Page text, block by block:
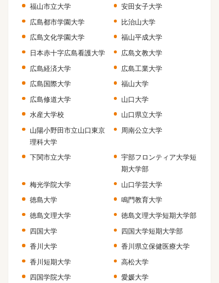
福山市立大学
安田女子大学
広島都市学園大学
比治山大学
広島文化学園大学
福山平成大学
日本赤十字広島看護大学
広島文教大学
広島経済大学
広島工業大学
広島国際大学
福山大学
広島修道大学
山口大学
水産大学校
山口県立大学
山陽小野田市立山口東京
理科大学
周南公立大学
下関市立大学
宇部フロンティア大学短
期大学部
梅光学院大学
山口学芸大学
徳島大学
鳴門教育大学
徳島文理大学
徳島文理大学短期大学部
四国大学
四国大学短期大学部
香川大学
香川県立保健医療大学
香川短期大学
高松大学
四国学院大学
愛媛大学